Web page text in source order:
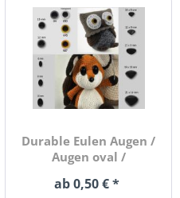
Durable Eulen Augen /
Augen oval /
ab 0,50 € *